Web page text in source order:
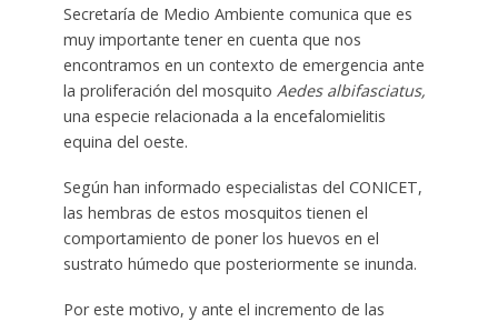
Secretaría de Medio Ambiente comunica que es
muy importante tener en cuenta que nos
encontramos en un contexto de emergencia ante
la proliferación del mosquito Aedes albifasciatus,
una especie relacionada a la encefalomielitis
equina del oeste.
Según han informado especialistas del CONICET,
las hembras de estos mosquitos tienen el
comportamiento de poner los huevos en el
sustrato húmedo que posteriormente se inunda.
Por este motivo, y ante el incremento de las